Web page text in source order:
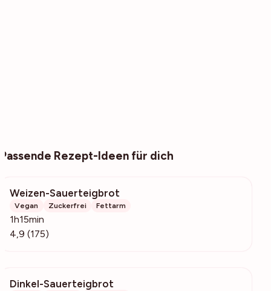
Passende Rezept-Ideen für dich
Weizen-Sauerteigbrot
Vegan Zuckerfrei Fettarm
1h15min
4,9 (175)
Dinkel-Sauerteigbrot